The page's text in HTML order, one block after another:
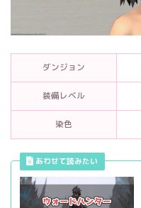
ダンジョン
装備レベル
染色